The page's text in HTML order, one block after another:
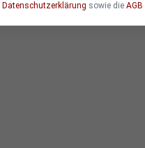
Datenschutzerklärung sowie die AGB